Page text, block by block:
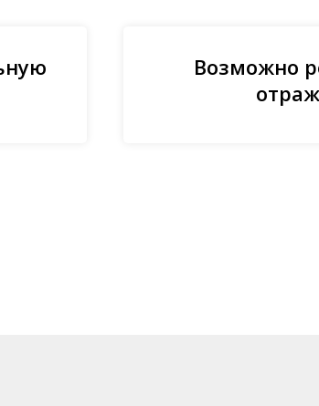
Возможно